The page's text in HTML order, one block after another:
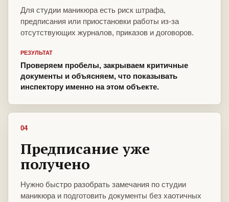
Для студии маникюра есть риск штрафа,
предписания или приостановки работы из-за
отсутствующих журналов, приказов и договоров.
РЕЗУЛЬТАТ
Проверяем пробелы, закрываем критичные
документы и объясняем, что показывать
инспектору именно на этом объекте.
04
Предписание уже
получено
Нужно быстро разобрать замечания по студии
маникюра и подготовить документы без хаотичных